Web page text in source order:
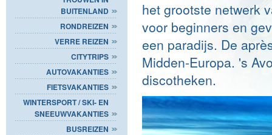
BUITENLAND
RONDREIZEN
VERRE REIZEN
CITYTRIPS
AUTOVAKANTIES
FIETSVAKANTIES
WINTERSPORT / SKI- EN
SNEEUWVAKANTIES
BUSREIZEN
het grootste netwerk
voor beginners en
een paradijs. De
Midden-Europa. 's
discotheken.